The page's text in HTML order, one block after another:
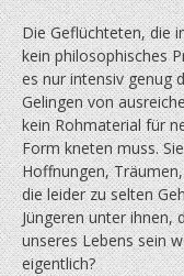
Die Geflüchteten, die
kein philosophisches
es nur intensiv genug
Gelingen von
kein Rohmaterial für
Form kneten muss.
Hoffnungen,
die leider zu selten
Jüngeren unter ihnen,
unseres Lebens sein
eigentlich?